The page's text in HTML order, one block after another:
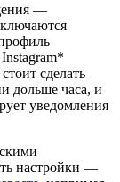
—
сделать
дольше часа, и
уведомления
настройки —